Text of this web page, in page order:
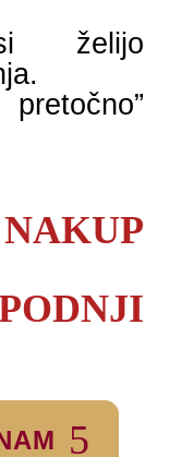
želijo